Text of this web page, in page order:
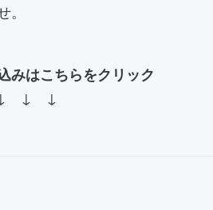
みはこちらをクリック
↓ ↓